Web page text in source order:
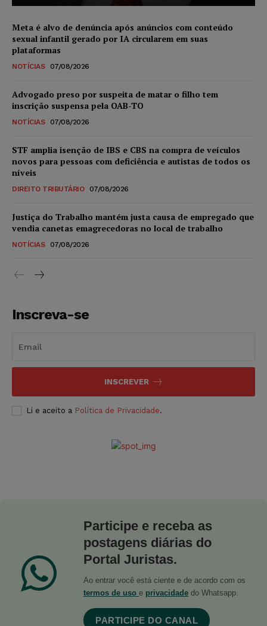
Meta é alvo de denúncia após anúncios com conteúdo
sexual infantil gerado por IA circularem em suas
plataformas
NOTÍCIAS 07/08/2026
Advogado preso por suspeita de matar o filho tem
inscrição suspensa pela OAB-TO
NOTÍCIAS 07/08/2026
STF amplia isenção de IBS e CBS na compra de veículos
novos para pessoas com deficiência e autistas de todos os
níveis
DIREITO TRIBUTÁRIO 07/08/2026
Justiça do Trabalho mantém justa causa de empregado que
vendia canetas emagrecedoras no local de trabalho
NOTÍCIAS 07/08/2026
Inscreva-se
INSCREVER
Li e aceito a Política de Privacidade.
Participe e receba as
postagens diárias do
Portal Juristas.
Ao entrar você está ciente e de acordo com os
termos de uso e privacidade do Whatsapp.
PARTICIPE DO CANAL